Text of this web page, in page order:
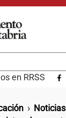
en RRSS
Noticias